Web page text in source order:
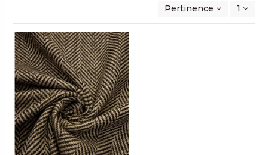
Pertinence 1